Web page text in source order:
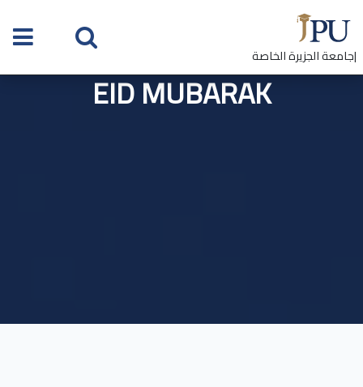
|جامعة الجزيرة الخاصة
EID MUBARAK